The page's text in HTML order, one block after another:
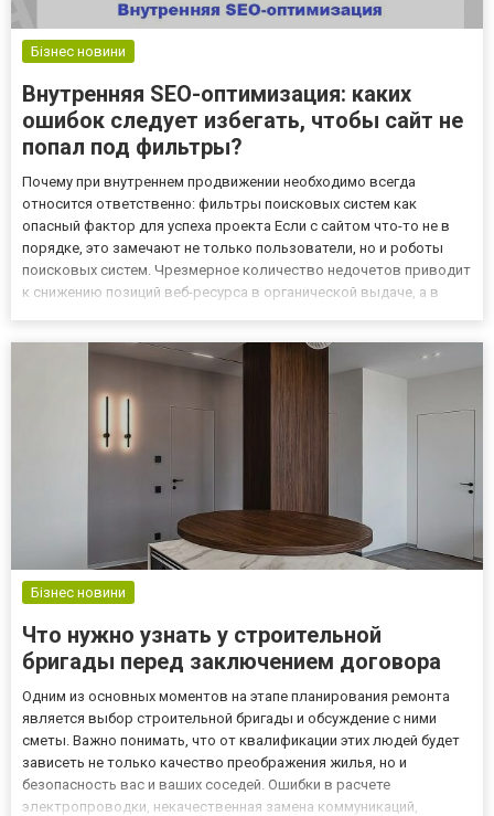
Бізнес новини
Внутренняя SEO-оптимизация: каких
ошибок следует избегать, чтобы сайт не
попал под фильтры?
Почему при внутреннем продвижении необходимо всегда
относится ответственно: фильтры поисковых систем как
опасный фактор для успеха проекта Если с сайтом что-то не в
порядке, это замечают не только пользователи, но и роботы
поисковых систем. Чрезмерное количество недочетов приводит
к снижению позиций веб-ресурса в органической выдаче, а в
Бізнес новини
Что нужно узнать у строительной
бригады перед заключением договора
Одним из основных моментов на этапе планирования ремонта
является выбор строительной бригады и обсуждение с ними
сметы. Важно понимать, что от квалификации этих людей будет
зависеть не только качество преображения жилья, но и
безопасность вас и ваших соседей. Ошибки в расчете
электропроводки, некачественная замена коммуникаций,